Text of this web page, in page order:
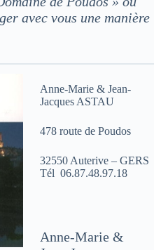
avec vous une manière
Anne-Marie & Jean-
Jacques ASTAU
478 route de Poudos
32550 Auterive – GERS
Tél 06.87.48.97.18
Anne-Marie &